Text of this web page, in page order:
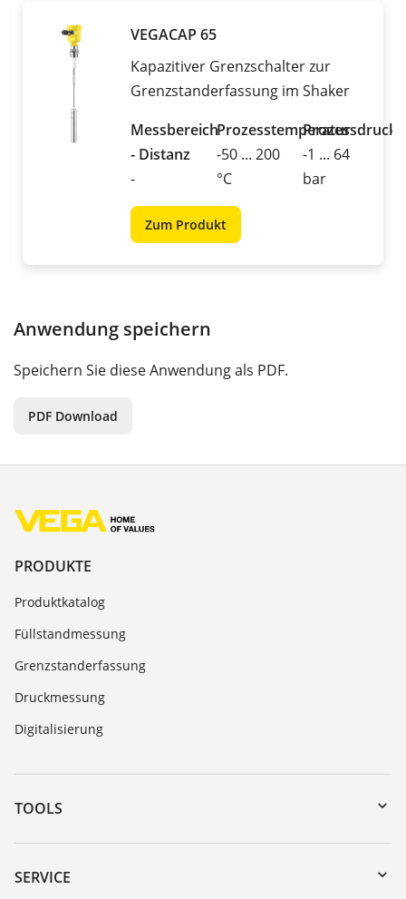
VEGACAP 65
Kapazitiver Grenzschalter zur
Grenzstanderfassung im Shaker
Messbereich
- Distanz
-
Prozesstemperatur
-50 ... 200
°C
Prozessdruck
-1 ... 64
bar
Zum Produkt
Anwendung speichern
Speichern Sie diese Anwendung als PDF.
PDF Download
PRODUKTE
Produktkatalog
Füllstandmessung
Grenzstanderfassung
Druckmessung
Digitalisierung
TOOLS
Download-Center
Gerätesuche (Seriennummer)
SERVICE